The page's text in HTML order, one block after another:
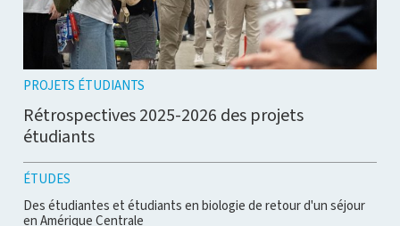
PROJETS ÉTUDIANTS
Rétrospectives 2025-2026 des projets
étudiants
ÉTUDES
Des étudiantes et étudiants en biologie de retour d'un séjour
en Amérique Centrale